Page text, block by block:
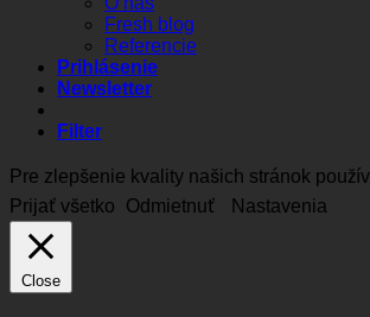
Fresh blog
Referencie
Prihlásenie
Newsletter
Filter
Pre zlepšenie kvality našich stránok
Prijať všetko
Odmietnuť Nastavenia
Close